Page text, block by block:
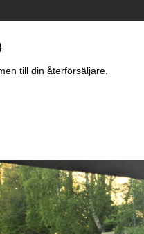
till din återförsäljare.